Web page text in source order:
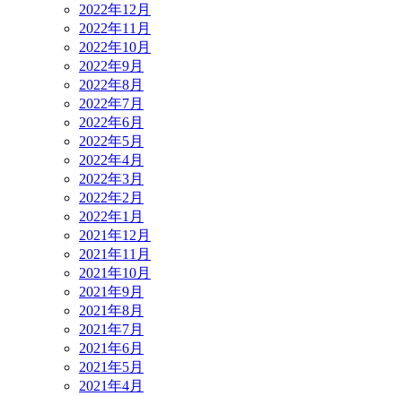
2022年12月
2022年11月
2022年10月
2022年9月
2022年8月
2022年7月
2022年6月
2022年5月
2022年4月
2022年3月
2022年2月
2022年1月
2021年12月
2021年11月
2021年10月
2021年9月
2021年8月
2021年7月
2021年6月
2021年5月
2021年4月